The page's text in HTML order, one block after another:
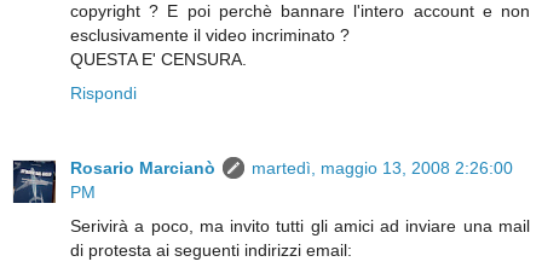
copyright ? E poi perchè bannare l'intero account e non
esclusivamente il video incriminato ?
QUESTA E' CENSURA.
Rispondi
Rosario Marcianò
martedì, maggio 13, 2008 2:26:00
PM
Serivirà a poco, ma invito tutti gli amici ad inviare una mail
di protesta ai seguenti indirizzi email: